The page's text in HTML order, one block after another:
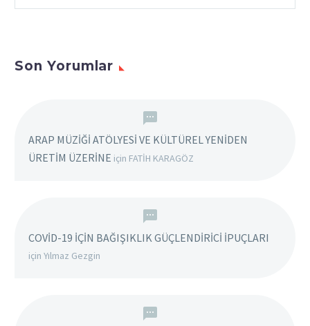
Son Yorumlar
ARAP MÜZİĞİ ATÖLYESİ VE KÜLTÜREL YENİDEN
ÜRETİM ÜZERİNE için FATİH KARAGÖZ
COVİD-19 İÇİN BAĞIŞIKLIK GÜÇLENDİRİCİ İPUÇLARI
için Yılmaz Gezgin